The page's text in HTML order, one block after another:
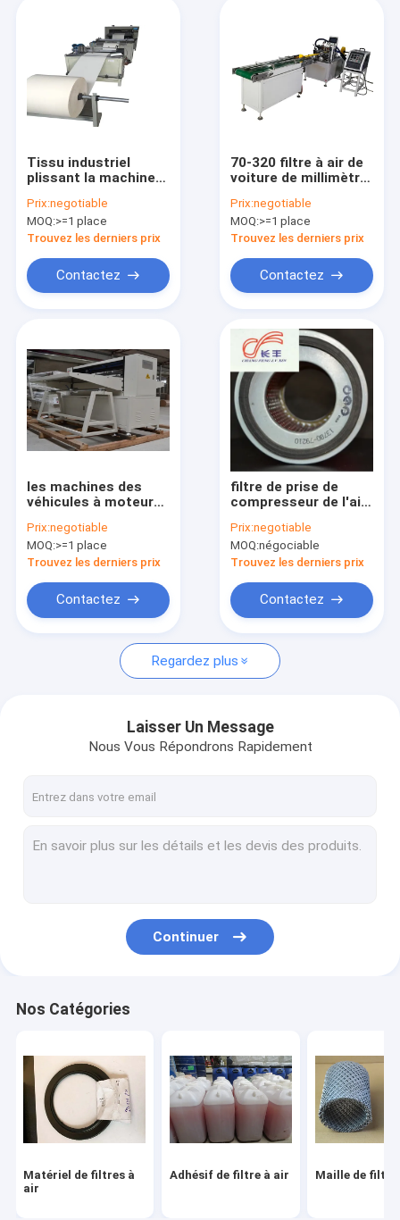
Des produits
Au sujet de nous
Visite d'usine
Demandez une citation
Matériel de filtres à air
Adhésif de filtre à air
élément de filtre à air
Élément filtrant d'acier inoxydable
Filtre de HEPA faisant la machine
Fil pliable Mesh Cage
Tissu industriel
plissant la machine
taille de Pleting
Prix:negotiable
MOQ:>=1 place
Trouvez les derniers prix
Contactez
70-320 filtre à air de
voiture de millimètre
filtre de machine
plissant le poids
700kg
Prix:negotiable
MOQ:>=1 place
Trouvez les derniers prix
Contactez
les machines des
véhicules à moteur
filtre de 32-1100mm
ont informatisé
Prix:negotiable
MOQ:>=1 place
Trouvez les derniers prix
Contactez
filtre de prise de
compresseur de l'air
de fibre de cellulose
de taille
Prix:negotiable
MOQ:négociable
Trouvez les derniers prix
Contactez
Regardez plus
Laisser Un Message
Nous Vous Répondrons Rapidement
Continuer
Nos Catégories
Matériel de filtres à
air
Adhésif de filtre à air Maille de filtre